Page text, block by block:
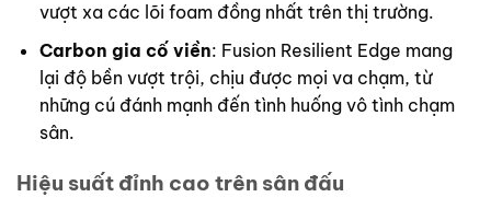
vượt xa các lõi foam đồng nhất trên thị trường.
Carbon gia cố viền: Fusion Resilient Edge mang
lại độ bền vượt trội, chịu được mọi va chạm, từ
những cú đánh mạnh đến tình huống vô tình chạm
sân.
Hiệu suất đỉnh cao trên sân đấu